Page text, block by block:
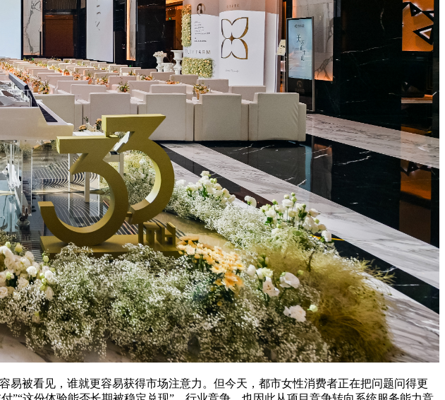
被看见，谁就更容易获得市场注意力。但今天，都市女性消费者正在把问题问得更